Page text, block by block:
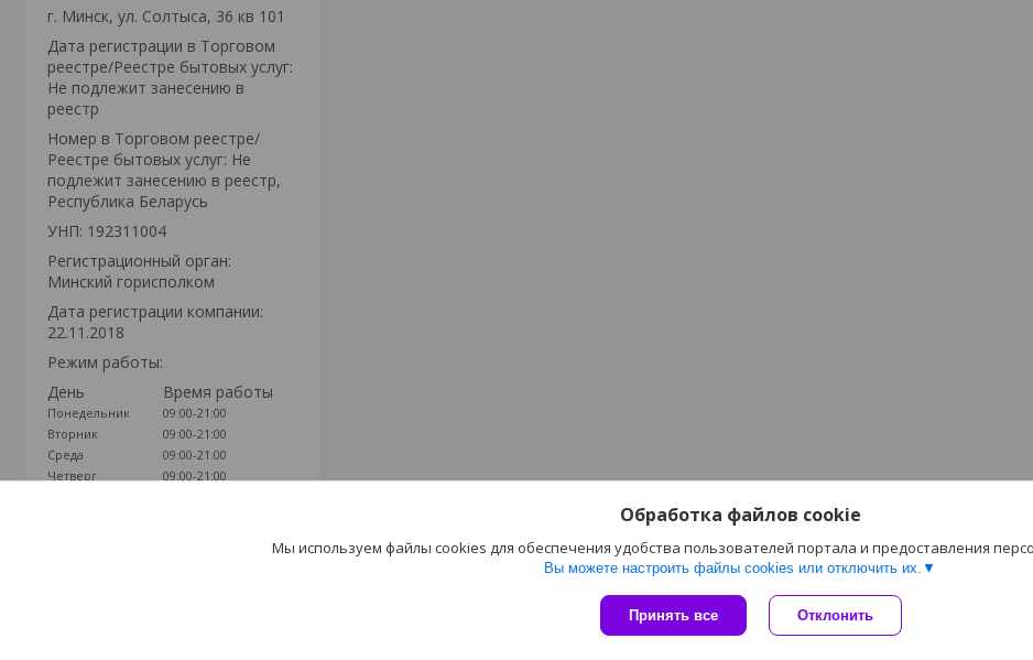
г. Минск, ул. Солтыса, 36 кв 101
Дата регистрации в Торговом
реестре/Реестре бытовых услуг:
Не подлежит занесению в
реестр
Номер в Торговом реестре/
Реестре бытовых услуг: Не
подлежит занесению в реестр,
Республика Беларусь
УНП: 192311004
Регистрационный орган:
Минский горисполком
Дата регистрации компании:
22.11.2018
Режим работы:
День
Время работы
Понедельник
09:00-21:00
Вторник
09:00-21:00
Среда
09:00-21:00
Четверг
09:00-21:00
Сайт создан на платформе Deal.by
Политика обработки файлов cookies
Обработка файлов cookie
Мы используем файлы cookies для обеспечения удобства пользователей портала и предоставления
Вы можете настроить файлы cookies или отключить их.
Принять все Отклонить